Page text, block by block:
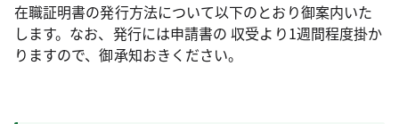
在職証明書の発行方法について以下のとおり御案内いた
します。なお、発行には申請書の 収受より1週間程度掛か
りますので、御承知おきください。